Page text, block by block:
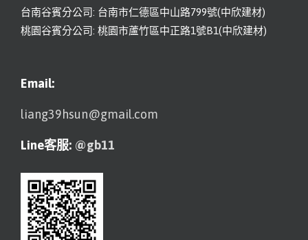
台南谷賓分公司: 台南市仁德區中山路799號(中欣建材)
桃園谷賓分公司: 桃園市蘆竹區中正路1號B1(中欣建材)
Email:
liang39hsun@gmail.com
Line客服: @gb11